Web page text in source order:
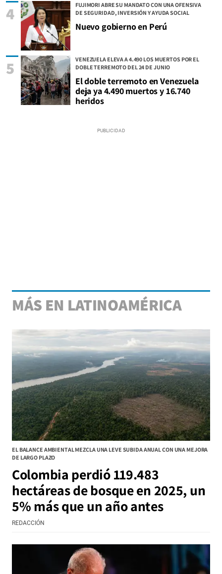
FUJIMORI ABRE SU MANDATO CON UNA OFENSIVA
DE SEGURIDAD, INVERSIÓN Y AYUDA SOCIAL
Nuevo gobierno en Perú
4
VENEZUELA ELEVA A 4.490 LOS MUERTOS POR EL
DOBLE TERREMOTO DEL 24 DE JUNIO
El doble terremoto en Venezuela
deja ya 4.490 muertos y 16.740
heridos
5
MÁS EN LATINOAMÉRICA
EL BALANCE AMBIENTAL MEZCLA UNA LEVE SUBIDA ANUAL CON UNA MEJORA
DE LARGO PLAZO
Colombia perdió 119.483
hectáreas de bosque en 2025, un
5% más que un año antes
REDACCIÓN